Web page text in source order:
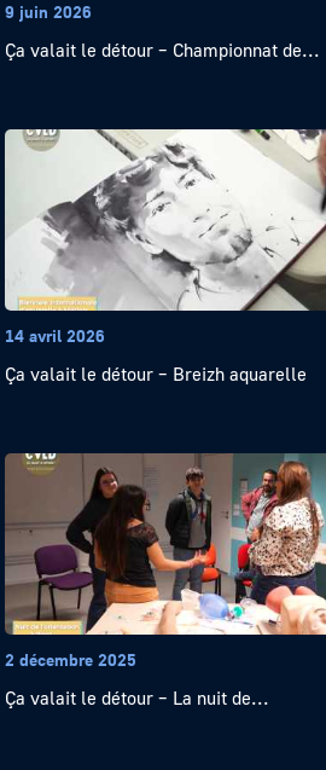
9 juin 2026
Ça valait le détour – Championnat de...
14 avril 2026
Ça valait le détour – Breizh aquarelle
2 décembre 2025
Ça valait le détour – La nuit de...